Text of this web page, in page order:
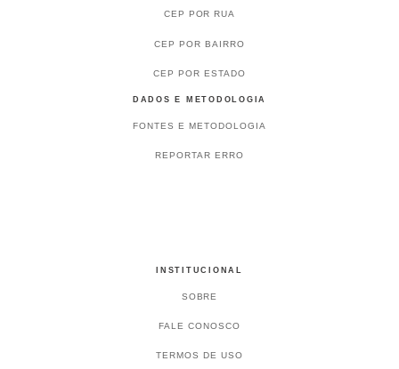
CEP POR RUA
CEP POR BAIRRO
CEP POR ESTADO
DADOS E METODOLOGIA
FONTES E METODOLOGIA
REPORTAR ERRO
INSTITUCIONAL
SOBRE
FALE CONOSCO
TERMOS DE USO